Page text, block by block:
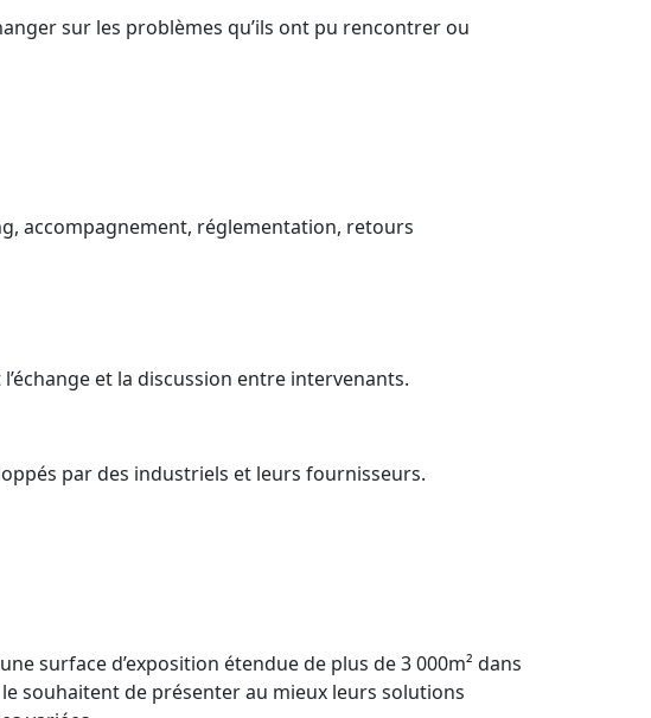
sur les problèmes qu’ils ont pu rencontrer ou
accompagnement, réglementation, retours
et la discussion entre intervenants.
par des industriels et leurs fournisseurs.
surface d’exposition étendue de plus de 3 000m² dans
souhaitent de présenter au mieux leurs solutions